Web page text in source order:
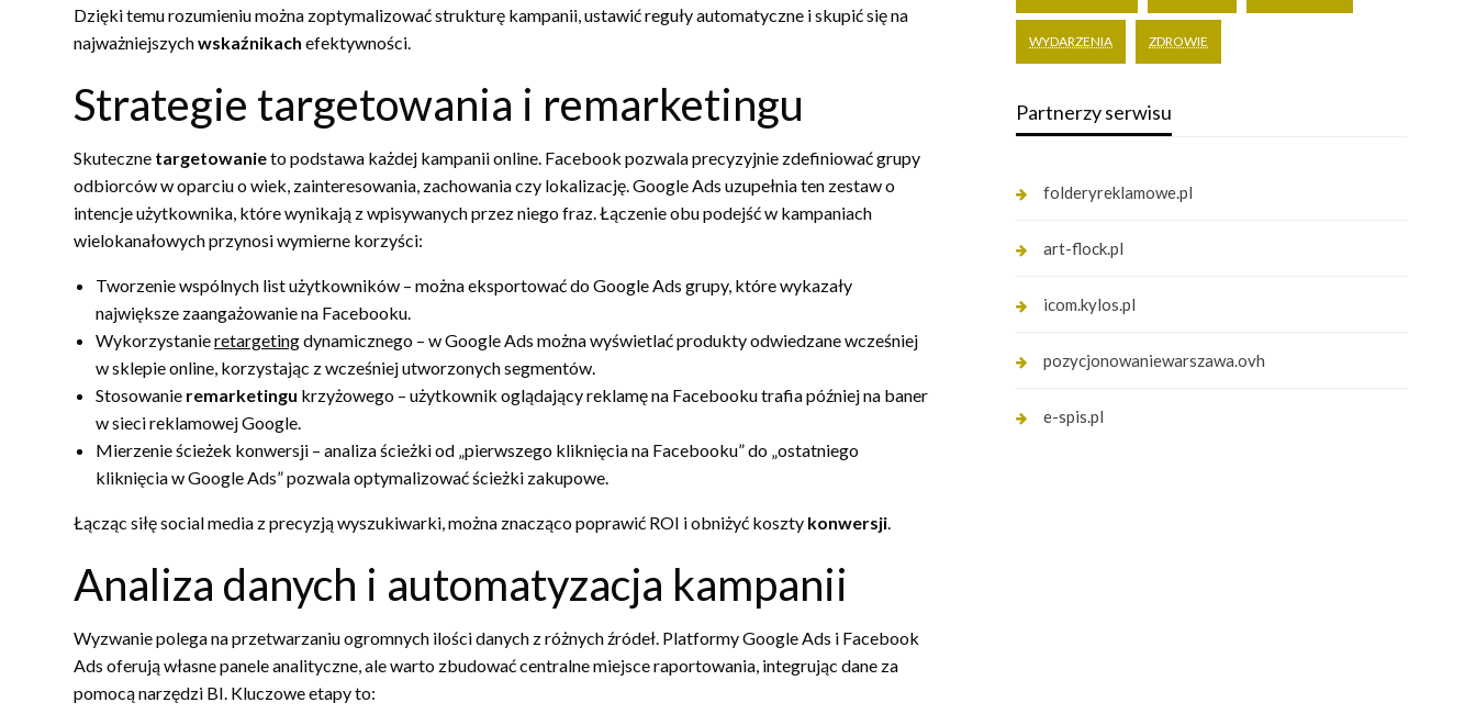
Dzięki temu rozumieniu można zoptymalizować strukturę kampanii, ustawić reguły automatyczne i skupić się na
najważniejszychwskaźnikach efektywności.
Strategie targetowania i remarketingu
Skuteczne targetowanieto podstawa każdej kampanii online. Facebook pozwala precyzyjnie zdefiniować grupy
odbiorców w oparciu o wiek, zainteresowania, zachowania czy lokalizację. Google Ads uzupełnia ten zestaw o
intencje użytkownika, które wynikają z wpisywanych przez niego fraz. Łączenie obu podejść w kampaniach
wielokanałowych przynosi wymierne korzyści:
Tworzenie wspólnych list użytkowników – można eksportować do Google Ads grupy, które wykazały
największe zaangażowanie na Facebooku.
Wykorzystanieretargetingdynamicznego – w Google Ads można wyświetlać produkty odwiedzane wcześniej
w sklepie online, korzystając z wcześniej utworzonych segmentów.
Stosowanie remarketingu krzyżowego – użytkownik oglądający reklamę na Facebooku trafia później na baner
w sieci reklamowej Google.
Mierzenie ścieżek konwersji – analiza ścieżki od „pierwszego kliknięcia na Facebooku” do „ostatniego
kliknięcia w Google Ads” pozwala optymalizować ścieżki zakupowe.
Łącząc siłę social media z precyzją wyszukiwarki, można znacząco poprawić ROI i obniżyć koszty konwersji.
Analiza danych i automatyzacja kampanii
Wyzwanie polega na przetwarzaniu ogromnych ilości danych z różnych źródeł. Platformy Google Ads i Facebook
Ads oferują własne panele analityczne, ale warto zbudować centralne miejsce raportowania, integrując dane za
pomocą narzędzi BI. Kluczowe etapy to:
WYDARZENIA ZDROWIE
Partnerzy serwisu
folderyreklamowe.pl
art-flock.pl
icom.kylos.pl
pozycjonowaniewarszawa.ovh
e-spis.pl